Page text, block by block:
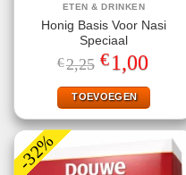
ETEN & DRINKEN
Honig Basis Voor Nasi
Speciaal
€2,25 Oorspronkelijke
prijs
was:
€2,25.
€1,00
is:
€1,00.
TOEVOEGEN
-32%